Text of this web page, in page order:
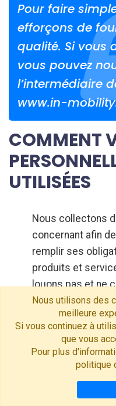
Pour faire
efforçons de
qualité. Si vous
vous pouvez
l’intermédiaire
www.in-
COMMENT
UTILISÉES
Nous collectons
concernant afin
remplir ses
produits et
louons pas et ne
d'informations à
informations pour
Traiter vos
Vous
Répondre
Nous utilisons des
meilleure
Si vous continuez à
que vous
Pour plus
politique